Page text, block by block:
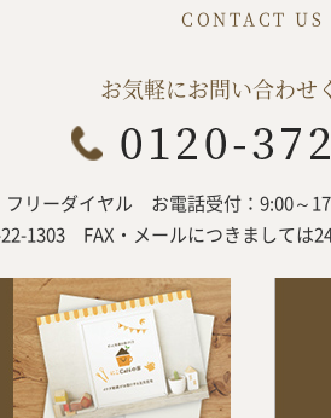
お気軽にお問い合わせ
フリーダイヤル お電話受付：9:00～
1303 FAX・メールにつきましては